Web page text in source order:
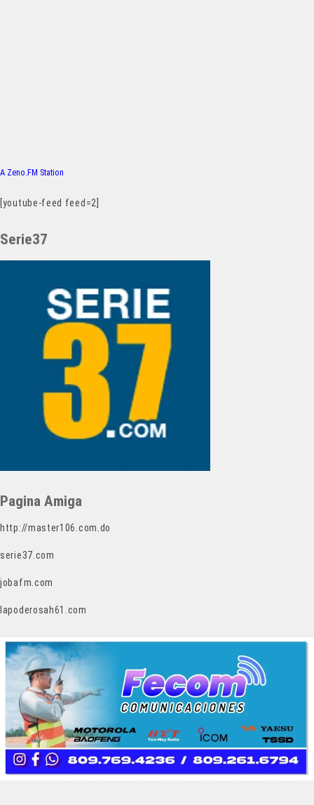
A Zeno.FM Station
[youtube-feed feed=2]
Serie37
Pagina Amiga
http://master106.com.do
serie37.com
jobafm.com
lapoderosah61.com